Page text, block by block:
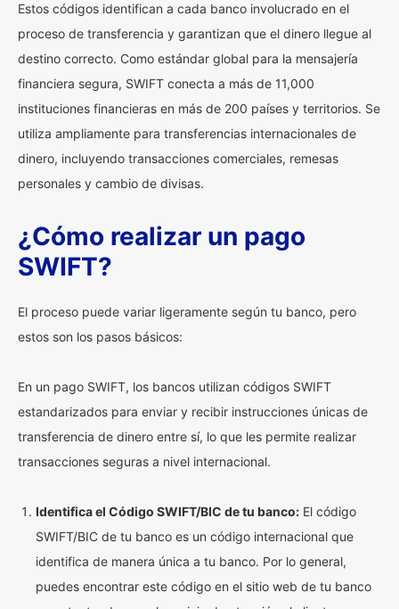
Estos códigos identifican a cada banco involucrado en el
proceso de transferencia y garantizan que el dinero llegue al
destino correcto. Como estándar global para la mensajería
financiera segura, SWIFT conecta a más de 11,000
instituciones financieras en más de 200 países y territorios. Se
utiliza ampliamente para transferencias internacionales de
dinero, incluyendo transacciones comerciales, remesas
personales y cambio de divisas.
¿Cómo realizar un pago
SWIFT?
El proceso puede variar ligeramente según tu banco, pero
estos son los pasos básicos:
En un pago SWIFT, los bancos utilizan códigos SWIFT
estandarizados para enviar y recibir instrucciones únicas de
transferencia de dinero entre sí, lo que les permite realizar
transacciones seguras a nivel internacional.
Identifica el Código SWIFT/BIC de tu banco: El código
SWIFT/BIC de tu banco es un código internacional que
identifica de manera única a tu banco. Por lo general,
puedes encontrar este código en el sitio web de tu banco